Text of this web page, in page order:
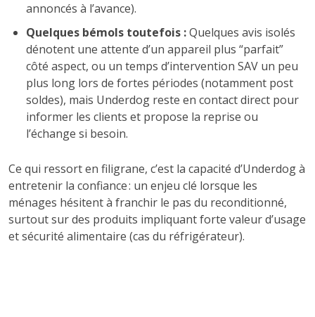
annoncés à l’avance).
Quelques bémols toutefois :Quelques avis isolés
dénotent une attente d’un appareil plus “parfait”
côté aspect, ou un temps d’intervention SAV un peu
plus long lors de fortes périodes (notamment post
soldes), mais Underdog reste en contact direct pour
informer les clients et propose la reprise ou
l’échange si besoin.
Ce qui ressort en filigrane, c’est la capacité d’Underdog à
entretenir la confiance : un enjeu clé lorsque les
ménages hésitent à franchir le pas du reconditionné,
surtout sur des produits impliquant forte valeur d’usage
et sécurité alimentaire (cas du réfrigérateur).